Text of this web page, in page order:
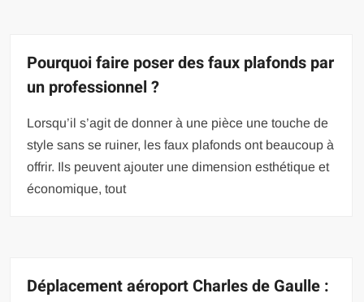
Pourquoi faire poser des faux plafonds par
un professionnel ?
Lorsqu’il s’agit de donner à une pièce une touche de
style sans se ruiner, les faux plafonds ont beaucoup à
offrir. Ils peuvent ajouter une dimension esthétique et
économique, tout
Déplacement aéroport Charles de Gaulle :